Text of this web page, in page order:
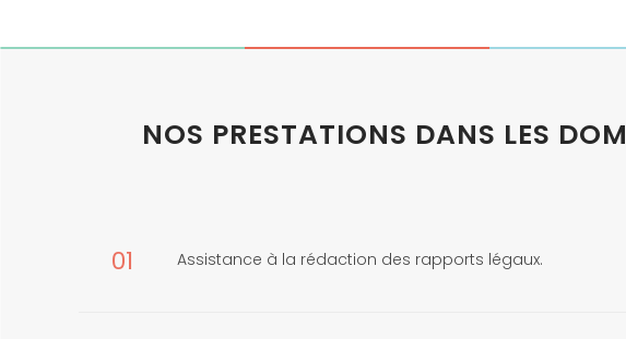
NOS PRESTATIONS DANS LES
01 Assistance à la rédaction des rapports légaux.